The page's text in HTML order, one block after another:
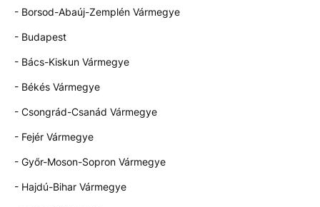
- Borsod-Abaúj-Zemplén Vármegye
- Budapest
- Bács-Kiskun Vármegye
- Békés Vármegye
- Csongrád-Csanád Vármegye
- Fejér Vármegye
- Győr-Moson-Sopron Vármegye
- Hajdú-Bihar Vármegye